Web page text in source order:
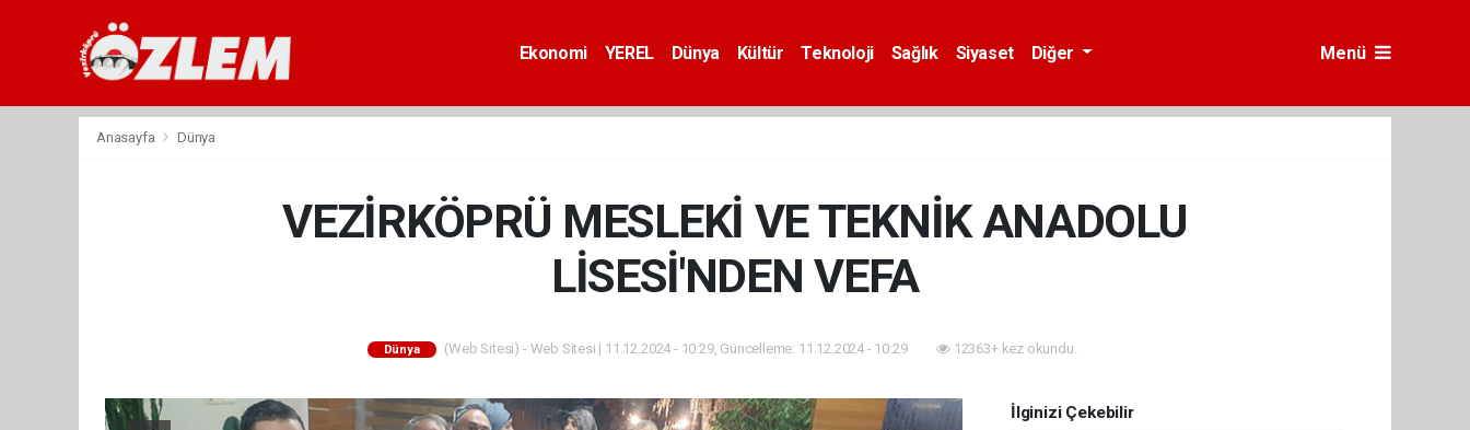
Ekonomi YEREL Dünya Kültür Teknoloji Sağlık Siyaset Diğer Menü
Anasayfa Dünya
VEZİRKÖPRÜ MESLEKİ VE TEKNİK ANADOLU
LİSESİ'NDEN VEFA
Dünya (Web Sitesi) - Web Sitesi | 11.12.2024 - 10:29, Güncelleme: 11.12.2024 - 10:29 12363+ kez okundu.
İlginizi Çekebilir